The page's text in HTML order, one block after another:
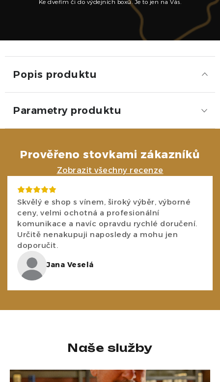
Ke dveřím či do výdejních boxů. Je to jen na Vás.
Popis produktu
Parametry produktu
Prověřeno stovkami zákazníků
Zobrazit všechny recenze
Skvělý e shop s vínem, široký výběr, výborné
ceny, velmi ochotná a profesionální
komunikace a navíc opravdu rychlé doručení.
Určitě nenakupuji naposledy a mohu jen
doporučit.
Jana Veselá
Naše služby